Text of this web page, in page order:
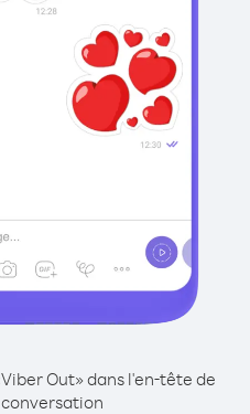
Out» dans l'en-tête de
conversation